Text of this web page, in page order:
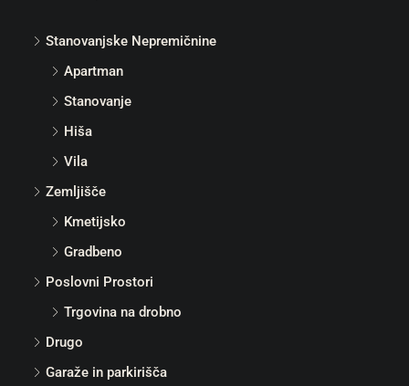
Stanovanjske Nepremičnine
Apartman
Stanovanje
Hiša
Vila
Zemljišče
Kmetijsko
Gradbeno
Poslovni Prostori
Trgovina na drobno
Drugo
Garaže in parkirišča